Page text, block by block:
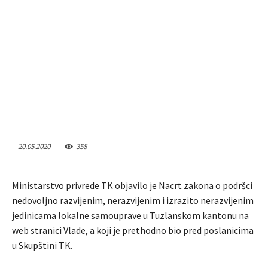
20.05.2020 358
Ministarstvo privrede TK objavilo je Nacrt zakona o podršci
nedovoljno razvijenim, nerazvijenim i izrazito nerazvijenim
jedinicama lokalne samouprave u Tuzlanskom kantonu na
web stranici Vlade, a koji je prethodno bio pred poslanicima
u Skupštini TK.